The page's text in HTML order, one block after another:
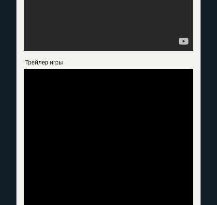
Трейлер игры